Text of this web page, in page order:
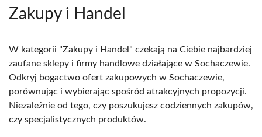
Zakupy i Handel
W kategorii "Zakupy i Handel" czekają na Ciebie najbardziej
zaufane sklepy i firmy handlowe działające w Sochaczewie.
Odkryj bogactwo ofert zakupowych w Sochaczewie,
porównując i wybierając spośród atrakcyjnych propozycji.
Niezależnie od tego, czy poszukujesz codziennych zakupów,
czy specjalistycznych produktów.